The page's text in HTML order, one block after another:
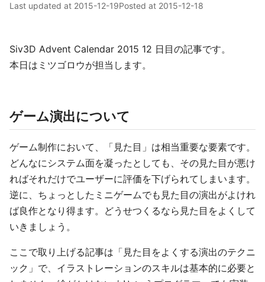
Last updated at 2015-12-19Posted at 2015-12-18
Siv3D Advent Calendar 2015 12 日目の記事です。
本日はミツゴロウが担当します。
ゲーム演出について
ゲーム制作において、「見た目」は相当重要な要素です。
どんなにシステム面を凝ったとしても、その見た目が悪け
ればそれだけでユーザーに評価を下げられてしまいます。
逆に、ちょっとしたミニゲームでも見た目の演出がよけれ
ば良作となり得ます。どうせつくるなら見た目をよくして
いきましょう。
ここで取り上げる記事は「見た目をよくする演出のテクニ
ック」で、イラストレーションのスキルは基本的に必要と